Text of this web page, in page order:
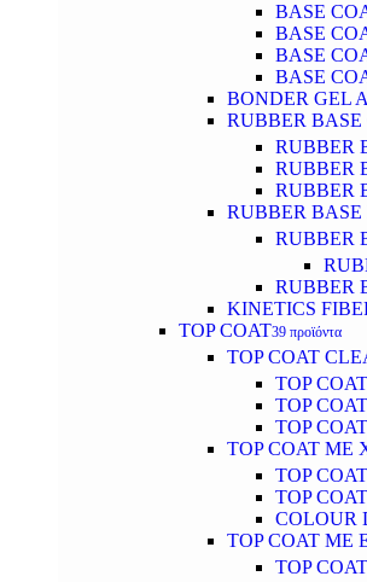
BASE
BASE
BASE
BASE
BONDER GEL
RUBBER BASE
RUBBER
RUBBER
RUBBER
RUBBER
RUBBER
RUBBER
KINETICS
TOP COAT39 προϊόντα
TOP COAT
TOP
TOP
TOP
TOP COAT
TOP
TOP
COLOUR
TOP COAT ΜΕ
TOP